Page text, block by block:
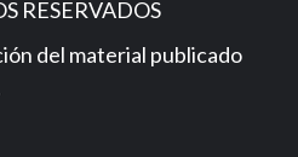
RESERVADOS
del material publicado